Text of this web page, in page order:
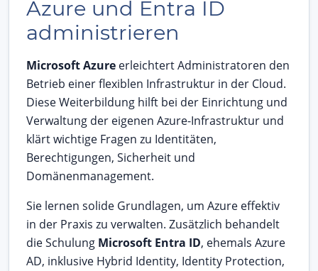
Azure und Entra ID
administrieren
Microsoft Azure erleichtert Administratoren den
Betrieb einer flexiblen Infrastruktur in der Cloud.
Diese Weiterbildung hilft bei der Einrichtung und
Verwaltung der eigenen Azure-Infrastruktur und
klärt wichtige Fragen zu Identitäten,
Berechtigungen, Sicherheit und
Domänenmanagement.
Sie lernen solide Grundlagen, um Azure effektiv
in der Praxis zu verwalten. Zusätzlich behandelt
die Schulung Microsoft Entra ID, ehemals Azure
AD, inklusive Hybrid Identity, Identity Protection,